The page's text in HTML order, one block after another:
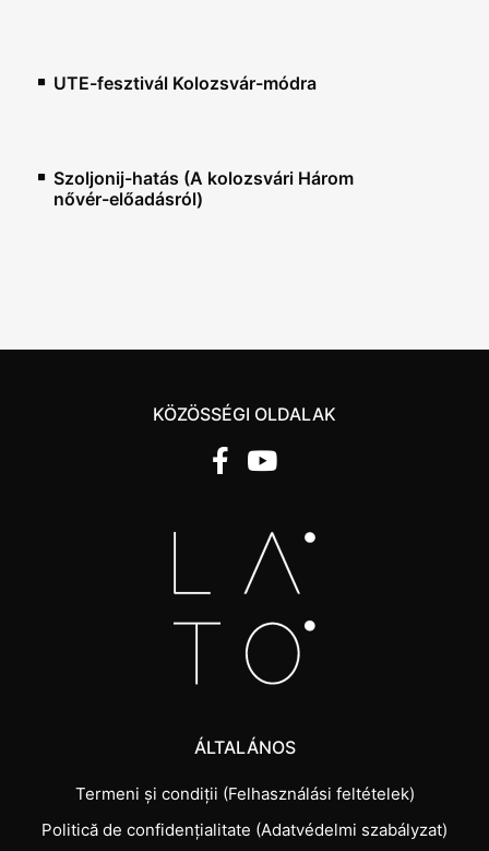
UTE-fesztivál Kolozsvár-módra
Szoljonij-hatás (A kolozsvári Három
nővér-előadásról)
KÖZÖSSÉGI OLDALAK
ÁLTALÁNOS
Termeni și condiții (Felhasználási feltételek)
Politică de confidențialitate (Adatvédelmi szabályzat)